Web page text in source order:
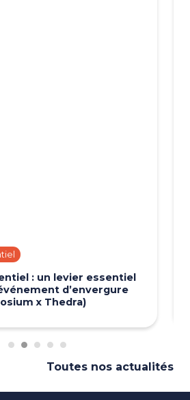
x Thedra)
Toutes nos actualités